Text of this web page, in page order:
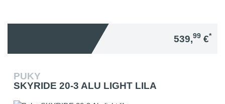
539,99 €*
PUKY
SKYRIDE 20-3 ALU LIGHT LILA